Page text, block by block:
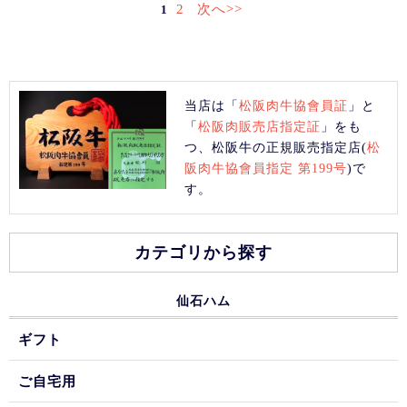
1 2 次へ>>
当店は「松阪肉牛協會員証 」と
「松阪肉販売店指定証 」をも
つ、松阪牛の正規販売指定店(松
阪肉牛協會員指定 第199号)で
す。
カテゴリから探す
仙石ハム
ギフト
ご自宅用